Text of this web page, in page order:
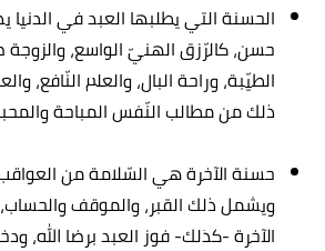
الحسنة التي يطلبها العبد في الدنيا
حسن، كالرّزق الهنيّ الواسع، والزوجة
الطيّبة، وراحة البال، والعلم النّافع،
ذلك من مطالب النّفس المباحة
حسنة الآخرة هي السّلامة من
ويشمل ذلك القبر، والموقف والحساب،
الآخرة -كذلك- فوز العبد برضا الله،